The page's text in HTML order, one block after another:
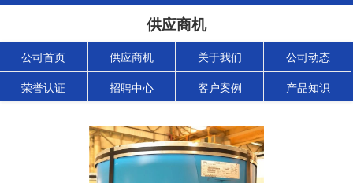
供应商机
公司首页 供应商机 关于我们 公司动态
荣誉认证 招聘中心 客户案例 产品知识